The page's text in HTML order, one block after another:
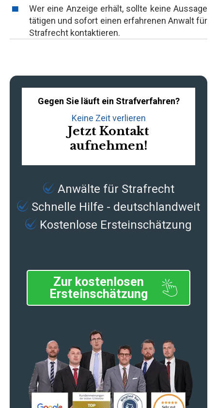
Wer eine Anzeige erhält, sollte keine Aussage
tätigen und sofort einen erfahrenen Anwalt für
Strafrecht kontaktieren.
Gegen Sie läuft ein Strafverfahren?
Keine Zeit verlieren
Jetzt Kontakt
aufnehmen!
Anwälte für Strafrecht
Schnelle Hilfe - deutschlandweit
Kostenlose Ersteinschätzung
Zur kostenlosen
Ersteinschätzung